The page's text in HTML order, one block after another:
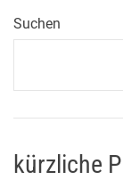
Suchen
kürzliche